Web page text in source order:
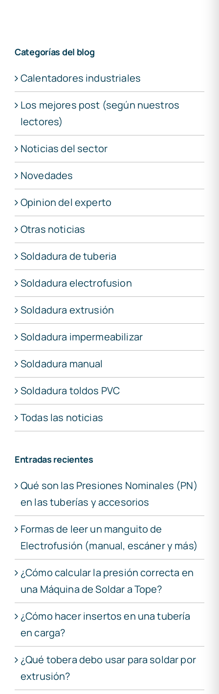
Categorías del blog
Calentadores industriales
Los mejores post (según nuestros
lectores)
Noticias del sector
Novedades
Opinion del experto
Otras noticias
Soldadura de tuberia
Soldadura electrofusion
Soldadura extrusión
Soldadura impermeabilizar
Soldadura manual
Soldadura toldos PVC
Todas las noticias
Entradas recientes
Qué son las Presiones Nominales (PN)
en las tuberías y accesorios
Formas de leer un manguito de
Electrofusión (manual, escáner y más)
¿Cómo calcular la presión correcta en
una Máquina de Soldar a Tope?
¿Cómo hacer insertos en una tubería
en carga?
¿Qué tobera debo usar para soldar por
extrusión?